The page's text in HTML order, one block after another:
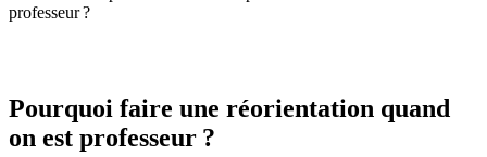
professeur ?
Pourquoi faire une réorientation quand
on est professeur ?